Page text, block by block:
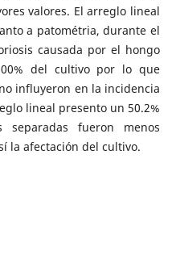
valores. El arreglo lineal
a patométria, durante el
causada por el hongo
del cultivo por lo que
influyeron en la incidencia
lineal presento un 50.2%
fueron menos
la afectación del cultivo.